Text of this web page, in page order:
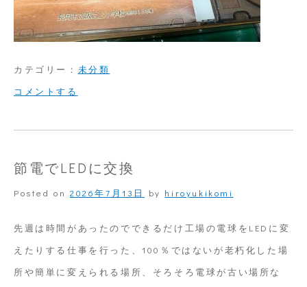
カテゴリー： 未分類
コメントする
い
の
よ
う
に
節電でLEDに交換
Posted on 2026年7月13日 by hiroyukikomi
先週は時間があったのでできるだけ工場の電球をLEDに変
えたりする仕事を行った、100％ではないが老朽化した場
所や簡単に変えられる場所、そろそろ電球が古い場所な